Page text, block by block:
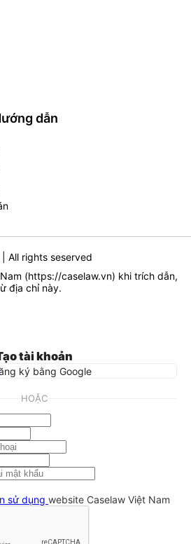
dẫn
All rights seserved
(https://caselaw.vn) khi trích dẫn,
địa chỉ này.
tài khoản
ký bằng Google
HOẶC
sử dụng website Caselaw Việt Nam